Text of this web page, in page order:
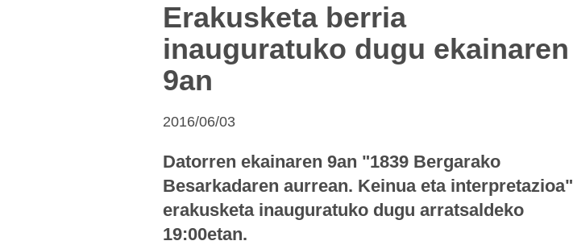
Erakusketa berria
inauguratuko dugu ekainaren
9an
2016/06/03
Datorren ekainaren 9an "1839 Bergarako
Besarkadaren aurrean. Keinua eta interpretazioa"
erakusketa inauguratuko dugu arratsaldeko
19:00etan.